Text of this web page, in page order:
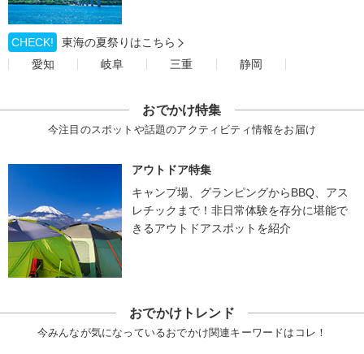
CHECK!
東海の夏祭りはこちら
愛知
岐阜 三重 静岡
おでかけ特集
今注目のスポットや話題のアクティビティ情報をお届け
アウトドア特集
キャンプ場、グランピングからBBQ、アス
レチックまで！非日常体験を存分に堪能で
きるアウトドアスポットを紹介
おでかけトレンド
今みんなが気になっているおでかけ関連キーワードはコレ！